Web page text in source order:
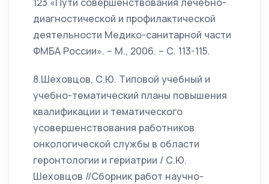
диагностической и профилактической
деятельности Медико-санитарной части
ФМБА России». – М., 2006. – С. 113-115.
8.Шеховцов, С.Ю. Типовой учебный и
учебно-тематический планы повышения
квалификации и тематического
усовершенствования работников
онкологической службы в области
геронтологии и гериатрии / С.Ю.
Шеховцов //Сборник работ научно-